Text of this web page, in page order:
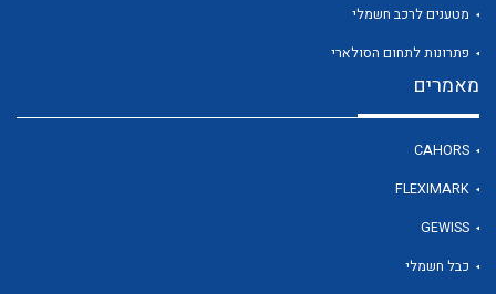
מטענים לרכב חשמלי
פתרונות לתחום הסולארי
מאמרים
CAHORS
FLEXIMARK
GEWISS
כבל חשמלי